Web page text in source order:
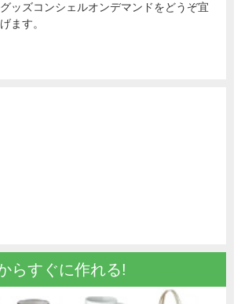
ッズコンシェルオンデマンドをどうぞ宜
ます。
らすぐに作れる!